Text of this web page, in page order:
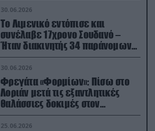
30.06.2026
Το Λιμενικό εντόπισε και
συνέλαβε 17χρονο Σουδανό –
Ήταν διακινητής 34 παράνομων
μεταναστών
30.06.2026
Φρεγάτα «Φορμίων»: Πίσω στο
Λοριάν μετά τις εξαντλητικές
θαλάσσιες δοκιμές στον
απαιτητικό Βισκαϊκό
25.06.2026